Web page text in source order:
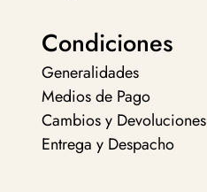
Condiciones
Generalidades
Medios de Pago
Cambios y Devoluciones
Entrega y Despacho